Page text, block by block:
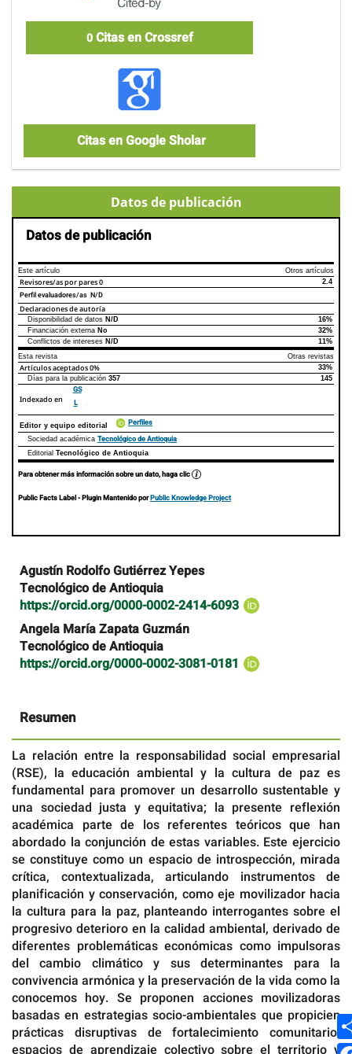
0Citas en Crossref
Citas en Google Sholar
Datos de publicación
Datos de publicación
Este artículo Otros artículos
Revisores/as por pares0 2.4
Perfil evaluadores/as N/D
Declaraciones de autoría
Declaraciones de autoríaEste artículo
Disponibilidad de datos N/D
16%
Financiación externa No
32%
Conflictos de intereses N/D
11%
Esta revista
Otras revistas
Artículos aceptados0%
33%
Días para la publicación 357 145
Indexado en
GS
L
Editor y equipo editorial Perfiles
Sociedad académica Tecnológico de Antioquia
Editorial Tecnológico de Antioquia
Para obtener más información sobre un dato, haga clic
Public Facts Label- Plugin Mantenido porPublic Knowledge Project
Contenido
principal
del
artículo
Agustín Rodolfo Gutiérrez Yepes
Tecnológico de Antioquia
https://orcid.org/0000-0002-2414-6093
Angela María Zapata Guzmán
Tecnológico de Antioquia
https://orcid.org/0000-0002-3081-0181
Resumen
La relación entre la responsabilidad social empresarial
(RSE), la educación ambiental y la cultura de paz es
fundamental para promover un desarrollo sustentable y
una sociedad justa y equitativa; la presente reflexión
académica parte de los referentes teóricos que han
abordado la conjunción de estas variables. Este ejercicio
se constituye como un espacio de introspección, mirada
crítica, contextualizada, articulando instrumentos de
planificación y conservación, como eje movilizador hacia
la cultura para la paz, planteando interrogantes sobre el
progresivo deterioro en la calidad ambiental, derivado de
diferentes problemáticas económicas como impulsoras
del cambio climático y sus determinantes para la
convivencia armónica y la preservación de la vida como la
conocemos hoy. Se proponen acciones movilizadoras
basadas en estrategias socio-ambientales que propicien
prácticas disruptivas de fortalecimiento comunitario,